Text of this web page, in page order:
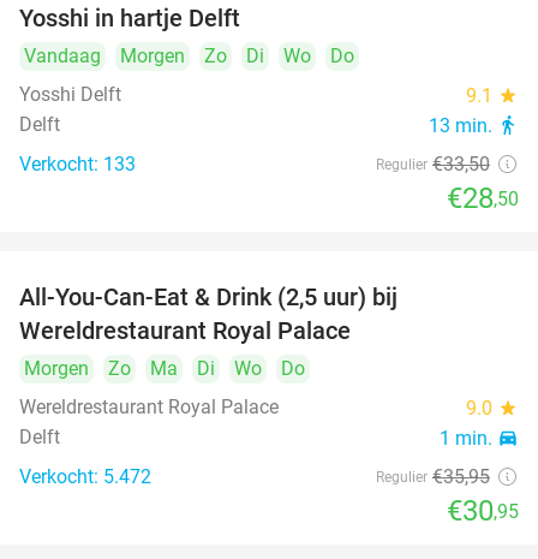
Yosshi in hartje Delft
Vandaag Morgen Zo Di Wo
Do
Yosshi Delft
9.1 star
Delft 13 min. directions_walk
Verkocht: 133 Regulier €33,50
€28,50
All-You-Can-Eat & Drink (2,5 uur) bij
Wereldrestaurant Royal Palace
Morgen Zo Ma Di Wo
Do
Wereldrestaurant Royal Palace
9.0 star
Delft 1 min. directions_car
Verkocht: 5.472 Regulier €35,95
€30,95